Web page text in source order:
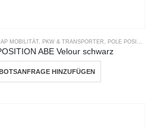
MOBILITÄT PKW & TRANSPORTER POLE POSITION
ABE Velour schwarz
HINZUFÜGEN